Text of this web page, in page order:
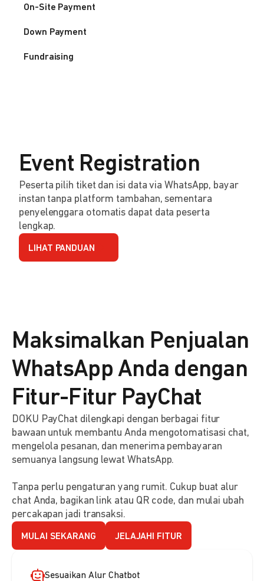
On-Site Payment
Down Payment
Fundraising
Event Registration
Peserta pilih tiket dan isi data via WhatsApp, bayar
instan tanpa platform tambahan, sementara
penyelenggara otomatis dapat data peserta
lengkap.
LIHAT PANDUAN
Maksimalkan Penjualan
WhatsApp Anda dengan
Fitur-Fitur PayChat
DOKU PayChat dilengkapi dengan berbagai fitur
bawaan untuk membantu Anda mengotomatisasi chat,
mengelola pesanan, dan menerima pembayaran
semuanya langsung lewat WhatsApp.
Tanpa perlu pengaturan yang rumit. Cukup buat alur
chat Anda, bagikan link atau QR code, dan mulai ubah
percakapan jadi transaksi.
MULAI SEKARANG JELAJAHI FITUR
Sesuaikan Alur Chatbot